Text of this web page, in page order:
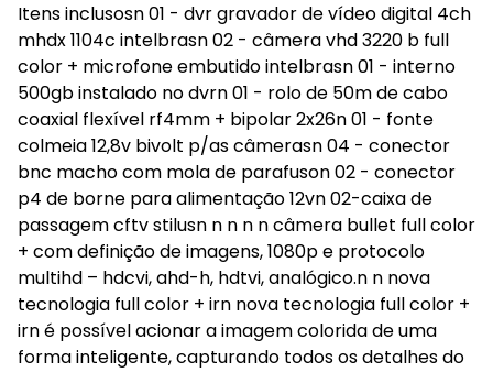
Itens inclusosn 01 - dvr gravador de vídeo digital 4ch
mhdx 1104c intelbrasn 02 - câmera vhd 3220 b full
color + microfone embutido intelbrasn 01 - interno
500gb instalado no dvrn 01 - rolo de 50m de cabo
coaxial flexível rf4mm + bipolar 2x26n 01 - fonte
colmeia 12,8v bivolt p/as câmerasn 04 - conector
bnc macho com mola de parafuson 02 - conector
p4 de borne para alimentação 12vn 02-caixa de
passagem cftv stilusn n n n n câmera bullet full color
+ com definição de imagens, 1080p e protocolo
multihd – hdcvi, ahd-h, hdtvi, analógico.n n nova
tecnologia full color + irn nova tecnologia full color +
irn é possível acionar a imagem colorida de uma
forma inteligente, capturando todos os detalhes do